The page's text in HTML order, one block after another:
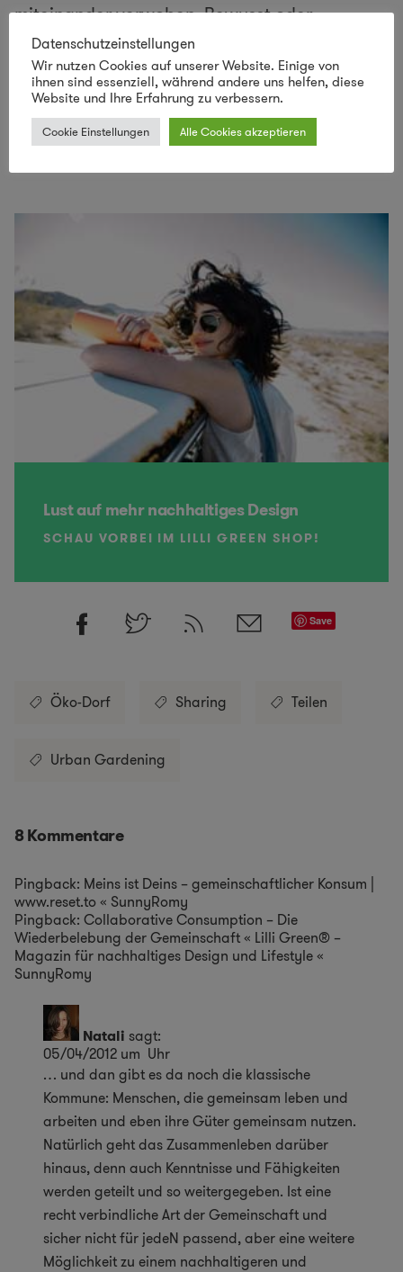
miteinander verwoben. Bewusst oder
nebenbei passiert noch etwas: Besitz und
Konsum generell werden in Frage gestellt.
(Autorin: Indra Jungblut)
Lust auf mehr nachhaltiges Design
SCHAU VORBEI IM LILLI GREEN SHOP!
Save
Öko-Dorf Sharing Teilen
Urban Gardening
8 Kommentare
Pingback: Meins ist Deins – gemeinschaftlicher Konsum |
www.reset.to « SunnyRomy
Pingback: Collaborative Consumption – Die
Wiederbelebung der Gemeinschaft « Lilli Green® –
Magazin für nachhaltiges Design und Lifestyle «
SunnyRomy
Natali sagt:
05/04/2012 um Uhr
… und dan gibt es da noch die klassische
Kommune: Menschen, die gemeinsam leben und
arbeiten und eben ihre Güter gemeinsam nutzen.
Natürlich geht das Zusammenleben darüber
hinaus, denn auch Kenntnisse und Fähigkeiten
werden geteilt und so weitergegeben. Ist eine
recht verbindliche Art der Gemeinschaft und
sicher nicht für jedeN passend, aber eine weitere
Möglichkeit zu einem nachhaltigeren und
Datenschutzeinstellungen
Wir nutzen Cookies auf unserer Website. Einige von
ihnen sind essenziell, während andere uns helfen, diese
Website und Ihre Erfahrung zu verbessern.
Cookie Einstellungen Alle Cookies akzeptieren